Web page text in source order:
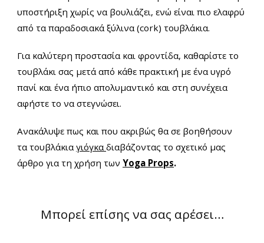
υποστήριξη χωρίς να βουλιάζει, ενώ είναι πιο ελαφρύ
από τα παραδοσιακά ξύλινα (cork) τουβλάκια.
Για καλύτερη προστασία και φροντίδα, καθαρίστε το
τουβλάκι σας μετά από κάθε πρακτική με ένα υγρό
πανί και ένα ήπιο απολυμαντικό και στη συνέχεια
αφήστε το να στεγνώσει.
Ανακάλυψε πως και που ακριβώς θα σε βοηθήσουν
τα τουβλάκια γιόγκα διαβάζοντας το σχετικό μας
άρθρο για τη χρήση των Yoga Props.
Μπορεί επίσης να σας αρέσει…